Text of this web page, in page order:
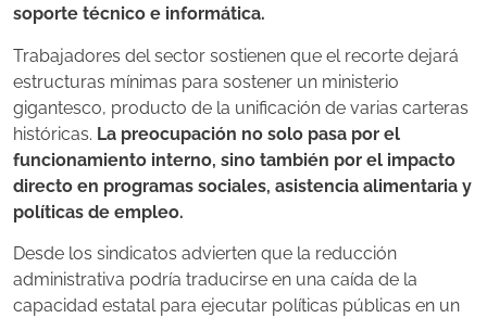
soporte técnico e informática.
Trabajadores del sector sostienen que el recorte dejará
estructuras mínimas para sostener un ministerio
gigantesco, producto de la unificación de varias carteras
históricas. La preocupación no solo pasa por el
funcionamiento interno, sino también por el impacto
directo en programas sociales, asistencia alimentaria y
políticas de empleo.
Desde los sindicatos advierten que la reducción
administrativa podría traducirse en una caída de la
capacidad estatal para ejecutar políticas públicas en un